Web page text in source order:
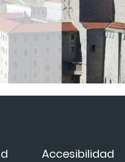
Accesibilidad